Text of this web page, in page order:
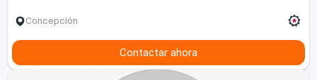
Concepción
Contactar ahora